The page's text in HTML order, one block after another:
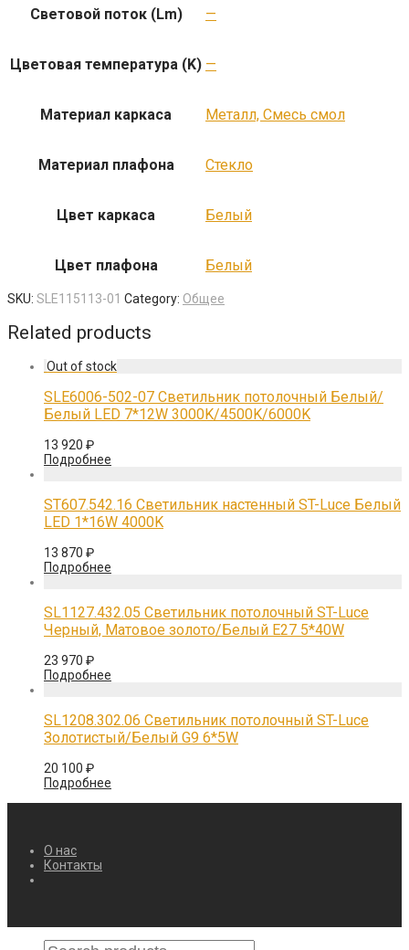
Световой поток (Lm) —
Цветовая температура (K) —
Материал каркаса Металл, Смесь смол
Материал плафона Стекло
Цвет каркаса Белый
Цвет плафона Белый
SKU: SLE115113-01 Category: Общее
Related products
SLE6006-502-07 Светильник потолочный Белый/
Белый LED 7*12W 3000K/4500K/6000K
13 920 ₽
Подробнее
ST607.542.16 Светильник настенный ST-Luce Белый
LED 1*16W 4000K
13 870 ₽
Подробнее
SL1127.432.05 Светильник потолочный ST-Luce
Черный, Матовое золото/Белый E27 5*40W
23 970 ₽
Подробнее
SL1208.302.06 Светильник потолочный ST-Luce
Золотистый/Белый G9 6*5W
20 100 ₽
Подробнее
О нас
Контакты